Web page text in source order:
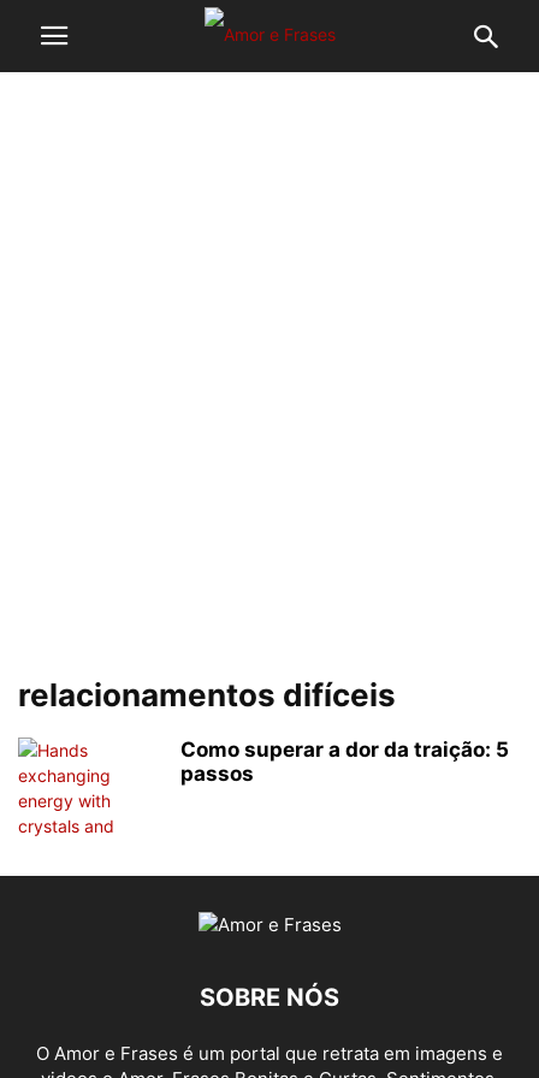
relacionamentos difíceis
Como superar a dor da traição: 5
passos
SOBRE NÓS
O Amor e Frases é um portal que retrata em imagens e